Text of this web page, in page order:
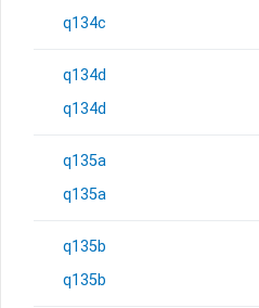
q134c
q134d
q134d
q135a
q135a
q135b
q135b